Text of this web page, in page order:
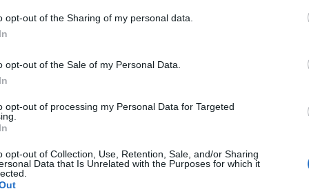
opt-out of the Sharing of my personal data.
opt-out of the Sale of my Personal Data.
opt-out of processing my Personal Data for Targeted
opt-out of Collection, Use, Retention, Sale, and/or Sharing
Data that Is Unrelated with the Purposes for which it
kalandor. Az elcsábított nők pedig
akarják menteni, megnevelni, lenyugtatni,
De soha nem sikerülhet.
igazi legendát kreált a velencei kalandorból,
- mint ahogyan erre a címében található
bárki megtekintheti.